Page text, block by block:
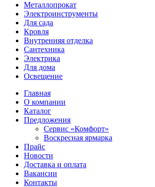
Металлопрокат
Электроинструменты
Для сада
Кровля
Внутренняя отделка
Сантехника
Электрика
Для дома
Освещение
Главная
О компании
Каталог
Предложения
Сервис «Комфорт»
Воскресная ярмарка
Прайс
Новости
Доставка и оплата
Вакансии
Контакты